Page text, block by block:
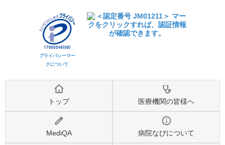
プライバシーマー
クについて
トップ 医療機関の皆様へ
MediQA 病院なびについて